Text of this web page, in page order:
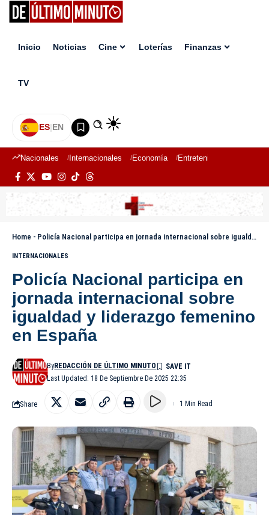
Inicio Noticias Cine Loterías Finanzas
TV
ES|EN
Nacionales Internacionales Economía Entretenimiento
Home - Policía Nacional participa en jornada internacional sobre igualdad y liderazgo femenino en España
INTERNACIONALES
Policía Nacional participa en
jornada internacional sobre
igualdad y liderazgo femenino
en España
Last Updated: 18 De Septiembre De 2025 22:35
ByREDACCIÓN DE ÚLTIMO MINUTO
Share 1 Min Read